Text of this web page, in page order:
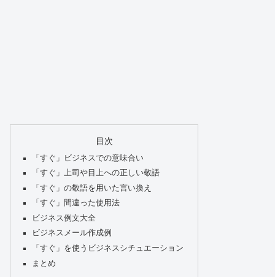
目次
「すぐ」ビジネスでの意味合い
「すぐ」上司や目上への正しい敬語
「すぐ」の敬語を用いた言い換え
「すぐ」間違った使用法
ビジネス例文大全
ビジネスメール作成例
「すぐ」を使うビジネスシチュエーション
まとめ